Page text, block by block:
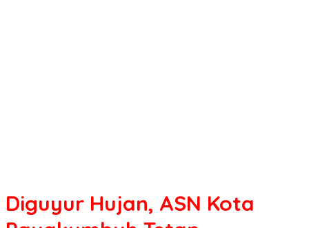
Diguyur Hujan, ASN Kota